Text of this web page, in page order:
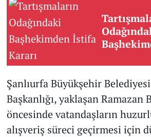
Şanlıurfa Büyükşehir
Başkanlığı, yaklaşan Ramazan
öncesinde vatandaşların
alışveriş süreci geçirmesi için